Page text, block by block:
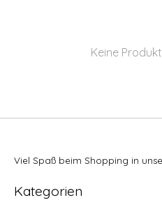
Keine
Viel Spaß beim Shopping in
Kategorien